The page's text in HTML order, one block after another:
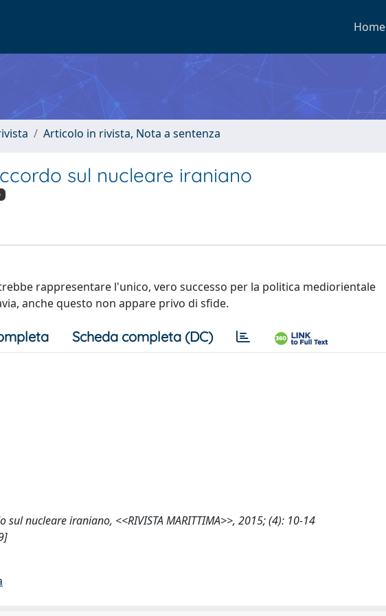
Home
Articolo in rivista, Nota a sentenza
sul nucleare iraniano
rappresentare l'unico, vero successo per la politica mediorientale
anche questo non appare privo di sfide.
Scheda completa (DC)
sul nucleare iraniano, <<RIVISTA MARITTIMA>>, 2015; (4): 10-14